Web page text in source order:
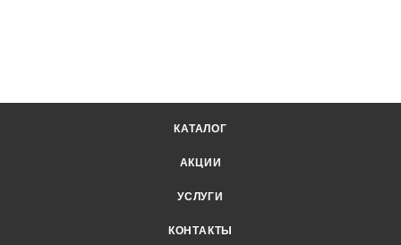
КАТАЛОГ
АКЦИИ
УСЛУГИ
КОНТАКТЫ